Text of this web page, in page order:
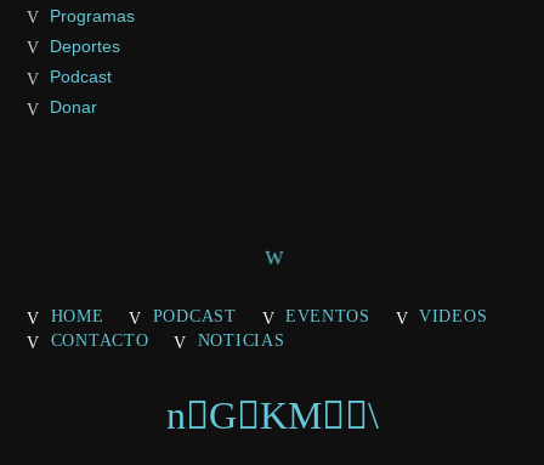
Programas
Deportes
Podcast
Donar
HOME PODCAST EVENTOS
VIDEOS
CONTACTO
NOTICIAS